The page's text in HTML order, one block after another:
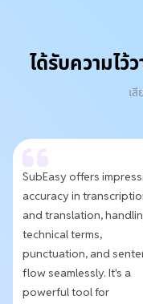
ได้รับความไว้
เ
SubEasy offers
accuracy in
and translation,
technical terms,
punctuation, and
flow seamlessly. It's a
powerful tool for